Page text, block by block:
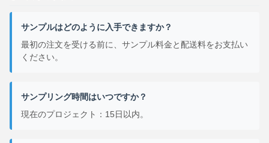
サンプルはどのように入手できますか？
最初の注文を受ける前に、サンプル料金と配送料をお支払い
ください。
サンプリング時間はいつですか？
現在のプロジェクト：15日以内。